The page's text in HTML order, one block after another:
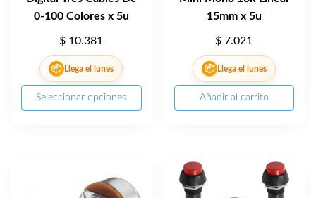
0-100 Colores x 5u
$ 10.381
📦 Llega el lunes
Seleccionar opciones
15mm x 5u
$ 7.021
📦 Llega el lunes
Añadir al carrito